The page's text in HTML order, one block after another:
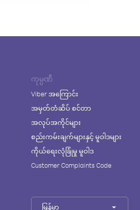
ကုမ္ပဏီ
Viber အကြောင်း
အမှတ်တံဆိပ် စင်တာ
အလုပ်အကိုင်များ
စည်းကမ်းချက်များနှင့် မူဝါဒများ
ကိုယ်ရေးလုံခြုံမှု မူဝါဒ
Customer Complaints Code
မြန်မာ